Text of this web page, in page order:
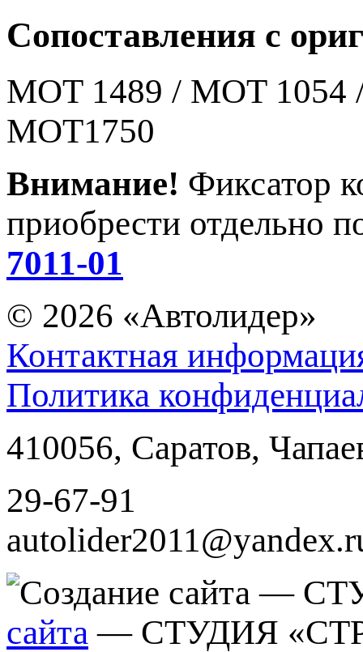
Сопоставления с
MOT 1489 / MOT
MOT1750
Внимание! Фиксатор
приобрести отдельно
7011-01
© 2026 «Автолидер»
Контактная
Политика
410056, Саратов,
29-67-91
сайта — СТУДИЯ